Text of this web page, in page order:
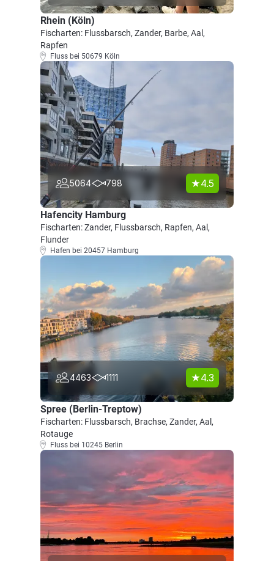
Rhein (Köln)
Fischarten: Flussbarsch, Zander, Barbe, Aal,
Rapfen
Fluss bei 50679 Köln
5064 798 4.5
Hafencity Hamburg
Fischarten: Zander, Flussbarsch, Rapfen, Aal,
Flunder
Hafen bei 20457 Hamburg
4463 1111 4.3
Spree (Berlin-Treptow)
Fischarten: Flussbarsch, Brachse, Zander, Aal,
Rotauge
Fluss bei 10245 Berlin